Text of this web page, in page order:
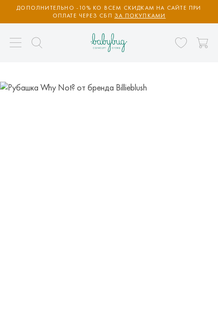
ДОПОЛНИТЕЛЬНО -10% КО ВСЕМ СКИДКАМ НА САЙТЕ ПРИ
ОПЛАТЕ ЧЕРЕЗ СБП ЗА ПОКУПКАМИ